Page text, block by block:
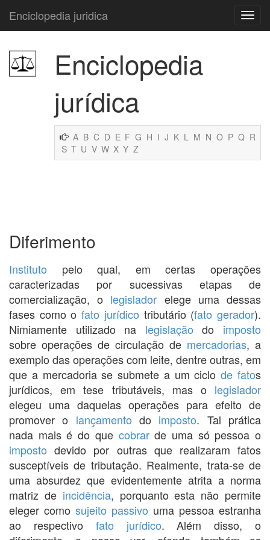
Enciclopedia juridica
Enciclopedia
jurídica
A B C D E F G H I J K L M N O P Q R
S T U V W X Y Z
Diferimento
Instituto pelo qual, em certas operações
caracterizadas por sucessivas etapas de
comercialização, o legislador elege uma dessas
fases como ofato jurídico tributário (fato gerador).
Nimiamente utilizado na legislação do imposto
sobre operações de circulação de mercadorias, a
exemplo das operações com leite, dentre outras, em
que a mercadoria se submete a um ciclode fatos
jurídicos, em tese tributáveis, mas o legislador
elegeu uma daquelas operações para efeito de
promover o lançamento do imposto. Tal prática
nada mais é do que cobrarde uma só pessoa o
imposto devido por outras que realizaram fatos
susceptíveis de tributação. Realmente, trata-se de
uma absurdez que evidentemente atrita a norma
matriz de incidência, porquanto esta não permite
eleger como sujeito passivo uma pessoa estranha
ao respectivo fato jurídico. Além disso, o